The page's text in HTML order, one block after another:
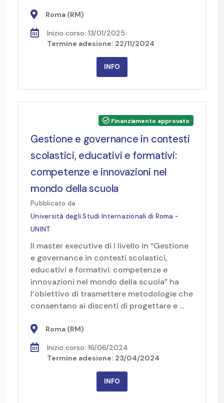
Roma (RM)
Inizio corso: 13/01/2025
Termine adesione: 22/11/2024
INFO
Gestione e governance in contesti
scolastici, educativi e formativi:
competenze e innovazioni nel
mondo della scuola
Pubblicato da
Università degli Studi Internazionali di Roma -
UNINT
Finanziamento approvato
Il master executive di I livello in “Gestione
e governance in contesti scolastici,
educativi e formativi: competenze e
innovazioni nel mondo della scuola” ha
l’obiettivo di trasmettere metodologie che
consentano ai discenti di progettare e ...
Roma (RM)
Inizio corso: 16/06/2024
Termine adesione: 23/04/2024
INFO